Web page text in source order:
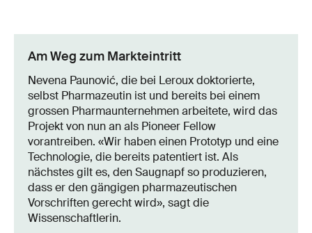
Am Weg zum Markteintritt
Nevena Paunović, die bei Leroux doktorierte,
selbst Pharmazeutin ist und bereits bei einem
grossen Pharmaunternehmen arbeitete, wird das
Projekt von nun an als Pioneer Fellow
vorantreiben. «Wir haben einen Prototyp und eine
Technologie, die bereits patentiert ist. Als
nächstes gilt es, den Saugnapf so produzieren,
dass er den gängigen pharmazeutischen
Vorschriften gerecht wird», sagt die
Wissenschaftlerin.